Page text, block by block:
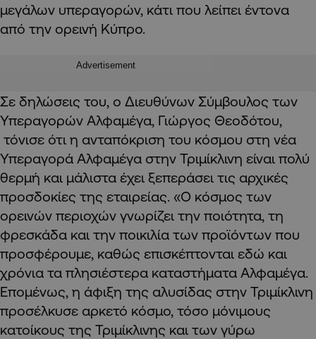
μεγάλων υπεραγορών, κάτι που λείπει έντονα
από την ορεινή Κύπρο.
Advertisement
Σε δηλώσεις του, ο Διευθύνων Σύμβουλος των
Υπεραγορών Αλφαμέγα, Γιώργος Θεοδότου,
τόνισε ότι η ανταπόκριση του κόσμου στη νέα
Υπεραγορά Αλφαμέγα στην Τριμίκλινη είναι πολύ
θερμή και μάλιστα έχει ξεπεράσει τις αρχικές
προσδοκίες της εταιρείας. «Ο κόσμος των
ορεινών περιοχών γνωρίζει την ποιότητα, τη
φρεσκάδα και την ποικιλία των προϊόντων που
προσφέρουμε, καθώς επισκέπτονται εδώ και
χρόνια τα πλησιέστερα καταστήματα Αλφαμέγα.
Επομένως, η άφιξη της αλυσίδας στην Τριμίκλινη
προσέλκυσε αρκετό κόσμο, τόσο μόνιμους
κατοίκους της Τριμίκλινης και των γύρω